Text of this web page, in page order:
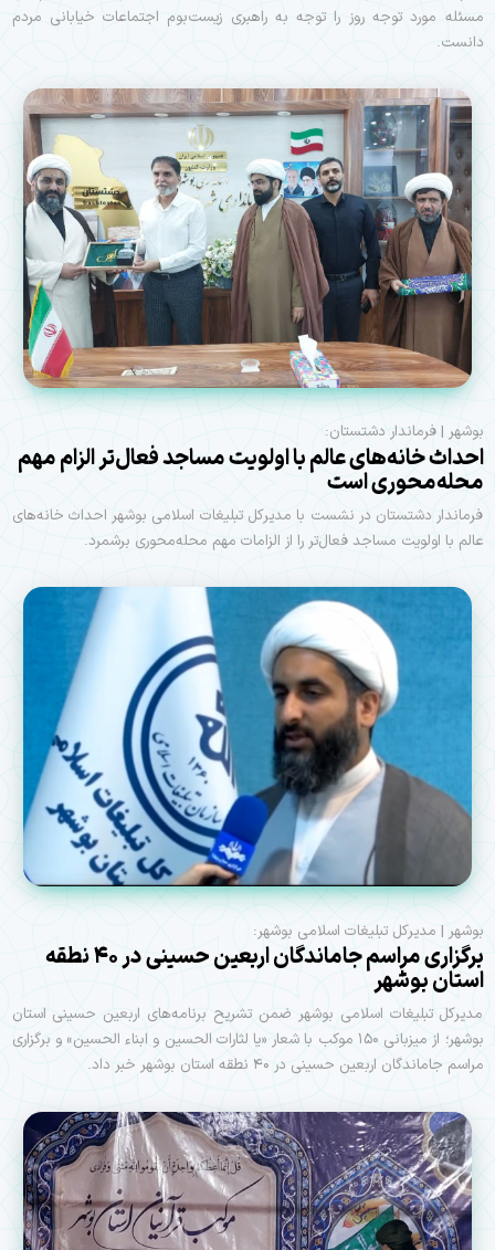
مسئله مورد توجه روز را توجه به راهبری زیست‌بوم اجتماعات خیابانی مردم
دانست.
بوشهر | فرماندار دشتستان:
احداث خانه‌های عالم با اولویت مساجد فعال‌تر الزام مهم
محله‌محوری است
فرماندار دشتستان در نشست با مدیرکل تبلیغات اسلامی بوشهر احداث خانه‌های
عالم با اولویت مساجد فعال‌تر را از الزامات مهم محله‌محوری برشمرد.
بوشهر | مدیرکل تبلیغات اسلامی بوشهر:
برگزاری مراسم جاماندگان اربعین حسینی در ۴۰ نطقه
استان بوشهر
مدیرکل تبلیغات اسلامی بوشهر ضمن تشریح برنامه‌های اربعین حسینی استان
بوشهر؛ از میزبانی ۱۵۰ موکب با شعار «یا لثارات الحسین و ابناء الحسین» و برگزاری
مراسم جاماندگان اربعین حسینی در ۴۰ نطقه استان بوشهر خبر داد.